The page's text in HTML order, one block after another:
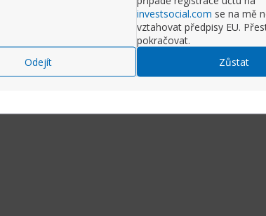
Odejít
investsocial.com se na mě
vztahovat předpisy EU.
pokračovat.
Zůstat
si nyní mohou vzít půjčku na objednávku burrita
společnost Klarna a doručovací společnost DoorDash
ve čtvrtek, umožňuje zákazníkům odložit náklady